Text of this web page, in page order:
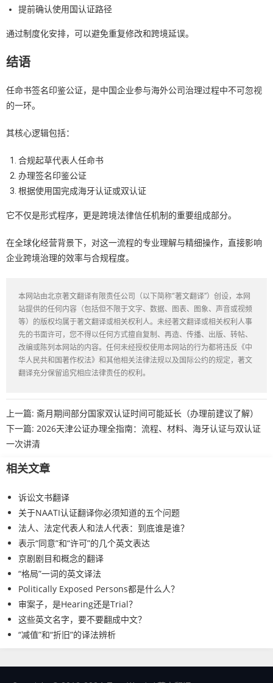
提前确认使用国认证路径
通过制度化安排，可以避免重复修改和跨境延误。
结语
任命书签名印鉴公证，是中国企业参与海外公司治理过程中不可忽视
的一环。
其核心逻辑包括：
合规起草代表人任命书
办理签名印鉴公证
根据使用国完成海牙认证或双认证
它不仅是形式程序，更是跨境法律信任机制的重要组成部分。
在全球化经营背景下，对这一流程的专业理解与精细操作，直接影响
企业跨境治理的效率与合规程度。
本网站由北京著文翻译有限责任公司（以下简称“著文翻译”）创设，本网
站提供的任何内容（包括但不限于文字、数据、图表、图象、声音或视频
等）的版权均属于著文翻译或相关权利人。未经著文翻译或相关权利人事
先的书面许可，您不得以任何方式擅自复制、再造、传播、出版、转帖、
改编或陈列本网站的内容。任何未经授权使用本网站的行为都将违反《中
华人民共和国著作权法》和其他相关法律法规以及国际公约的规定，著文
翻译充分保留追究相应法律责任的权利。
上一篇: 斋月期间部分国家双认证时间可能延长（办理前建议了解）
下一篇: 2026天津公证办理全指南：流程、材料、海牙认证与双认证
一次讲清
相关文章
诉讼文书翻译
关于NAATI认证翻译你必须知道的五个问题
法人、法定代表人和法人代表：到底谁是谁？
表示“同意”和“许可”的几个英文表达
京剧剧目和概念的翻译
“格局”一词的英文译法
Politically Exposed Persons都是什么人？
审案子，是Hearing还是Trial？
这些英文名字，要不要翻成中文？
“减值”和“折旧”的译法辨析